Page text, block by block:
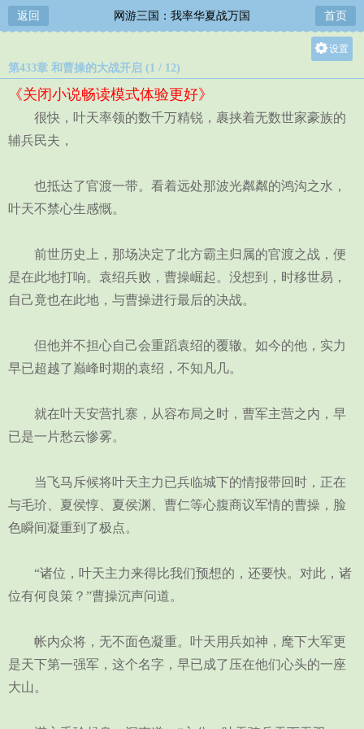
返回 网游三国：我率华夏战万国 首页
设置
中
第433章 和曹操的大战开启 (1 / 12)
《关闭小说畅读模式体验更好》
很快，叶天率领的数千万精锐，裹挟着无数世家豪族的
辅兵民夫，
也抵达了官渡一带。看着远处那波光粼粼的鸿沟之水，
叶天不禁心生感慨。
前世历史上，那场决定了北方霸主归属的官渡之战，便
是在此地打响。袁绍兵败，曹操崛起。没想到，时移世易，
自己竟也在此地，与曹操进行最后的决战。
但他并不担心自己会重蹈袁绍的覆辙。如今的他，实力
早已超越了巅峰时期的袁绍，不知凡几。
就在叶天安营扎寨，从容布局之时，曹军主营之内，早
已是一片愁云惨雾。
当飞马斥候将叶天主力已兵临城下的情报带回时，正在
与毛玠、夏侯惇、夏侯渊、曹仁等心腹商议军情的曹操，脸
色瞬间凝重到了极点。
“诸位，叶天主力来得比我们预想的，还要快。对此，诸
位有何良策？”曹操沉声问道。
帐内众将，无不面色凝重。叶天用兵如神，麾下大军更
是天下第一强军，这个名字，早已成了压在他们心头的一座
大山。